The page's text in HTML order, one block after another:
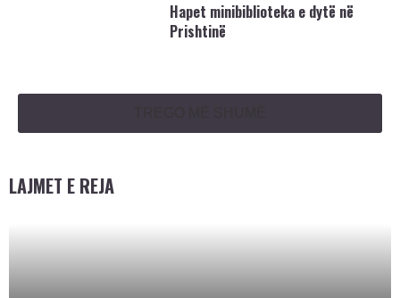
​Hapet minibiblioteka e dytë në
Prishtinë
LAJMET E REJA